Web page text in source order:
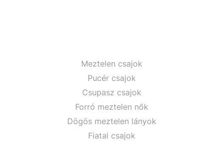
Meztelen csajok
Pucér csajok
Csupasz csajok
Forró meztelen nők
Dögös meztelen lányok
Fiatal csajok